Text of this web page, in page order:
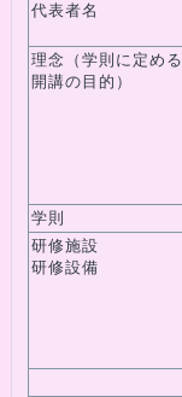
代表者名
理念（学則に定める
開講の目的）
学則
研修施設
研修設備